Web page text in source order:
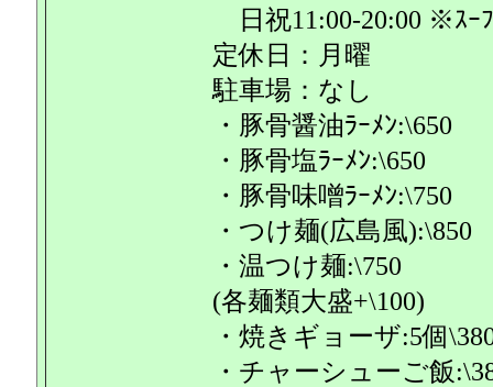
日祝11:00-20:00 ※ｽｰ
定休日：月曜
駐車場：なし
・豚骨醤油ﾗｰﾒﾝ:\650
・豚骨塩ﾗｰﾒﾝ:\650
・豚骨味噌ﾗｰﾒﾝ:\750
・つけ麺(広島風):\850
・温つけ麺:\750
(各麺類大盛+\100)
・焼きギョーザ:5個
・チャーシューご飯